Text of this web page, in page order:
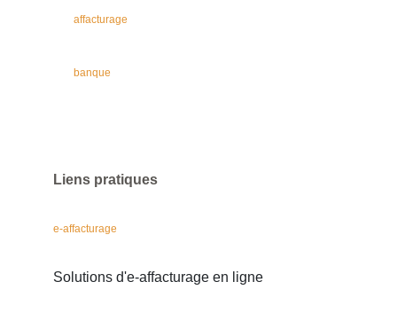
affacturage
banque
Liens pratiques
e-affacturage
Solutions d'e-affacturage en ligne